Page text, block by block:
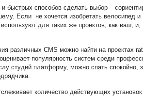
быстрых способов сделать выбор –
Если не хочется изобретать велосипед и
для таких же проектов, как ваш,
различных CMS можно найти на проектах
популярность систем среди
студий платформу, можно спать спокойно,
количество действующих